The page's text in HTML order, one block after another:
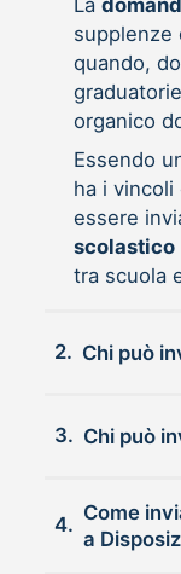
supplenze
quando,
organico
Essendo
ha i
essere
scolastico
tra scuola
2.
3. Chi può
4.
Come
a